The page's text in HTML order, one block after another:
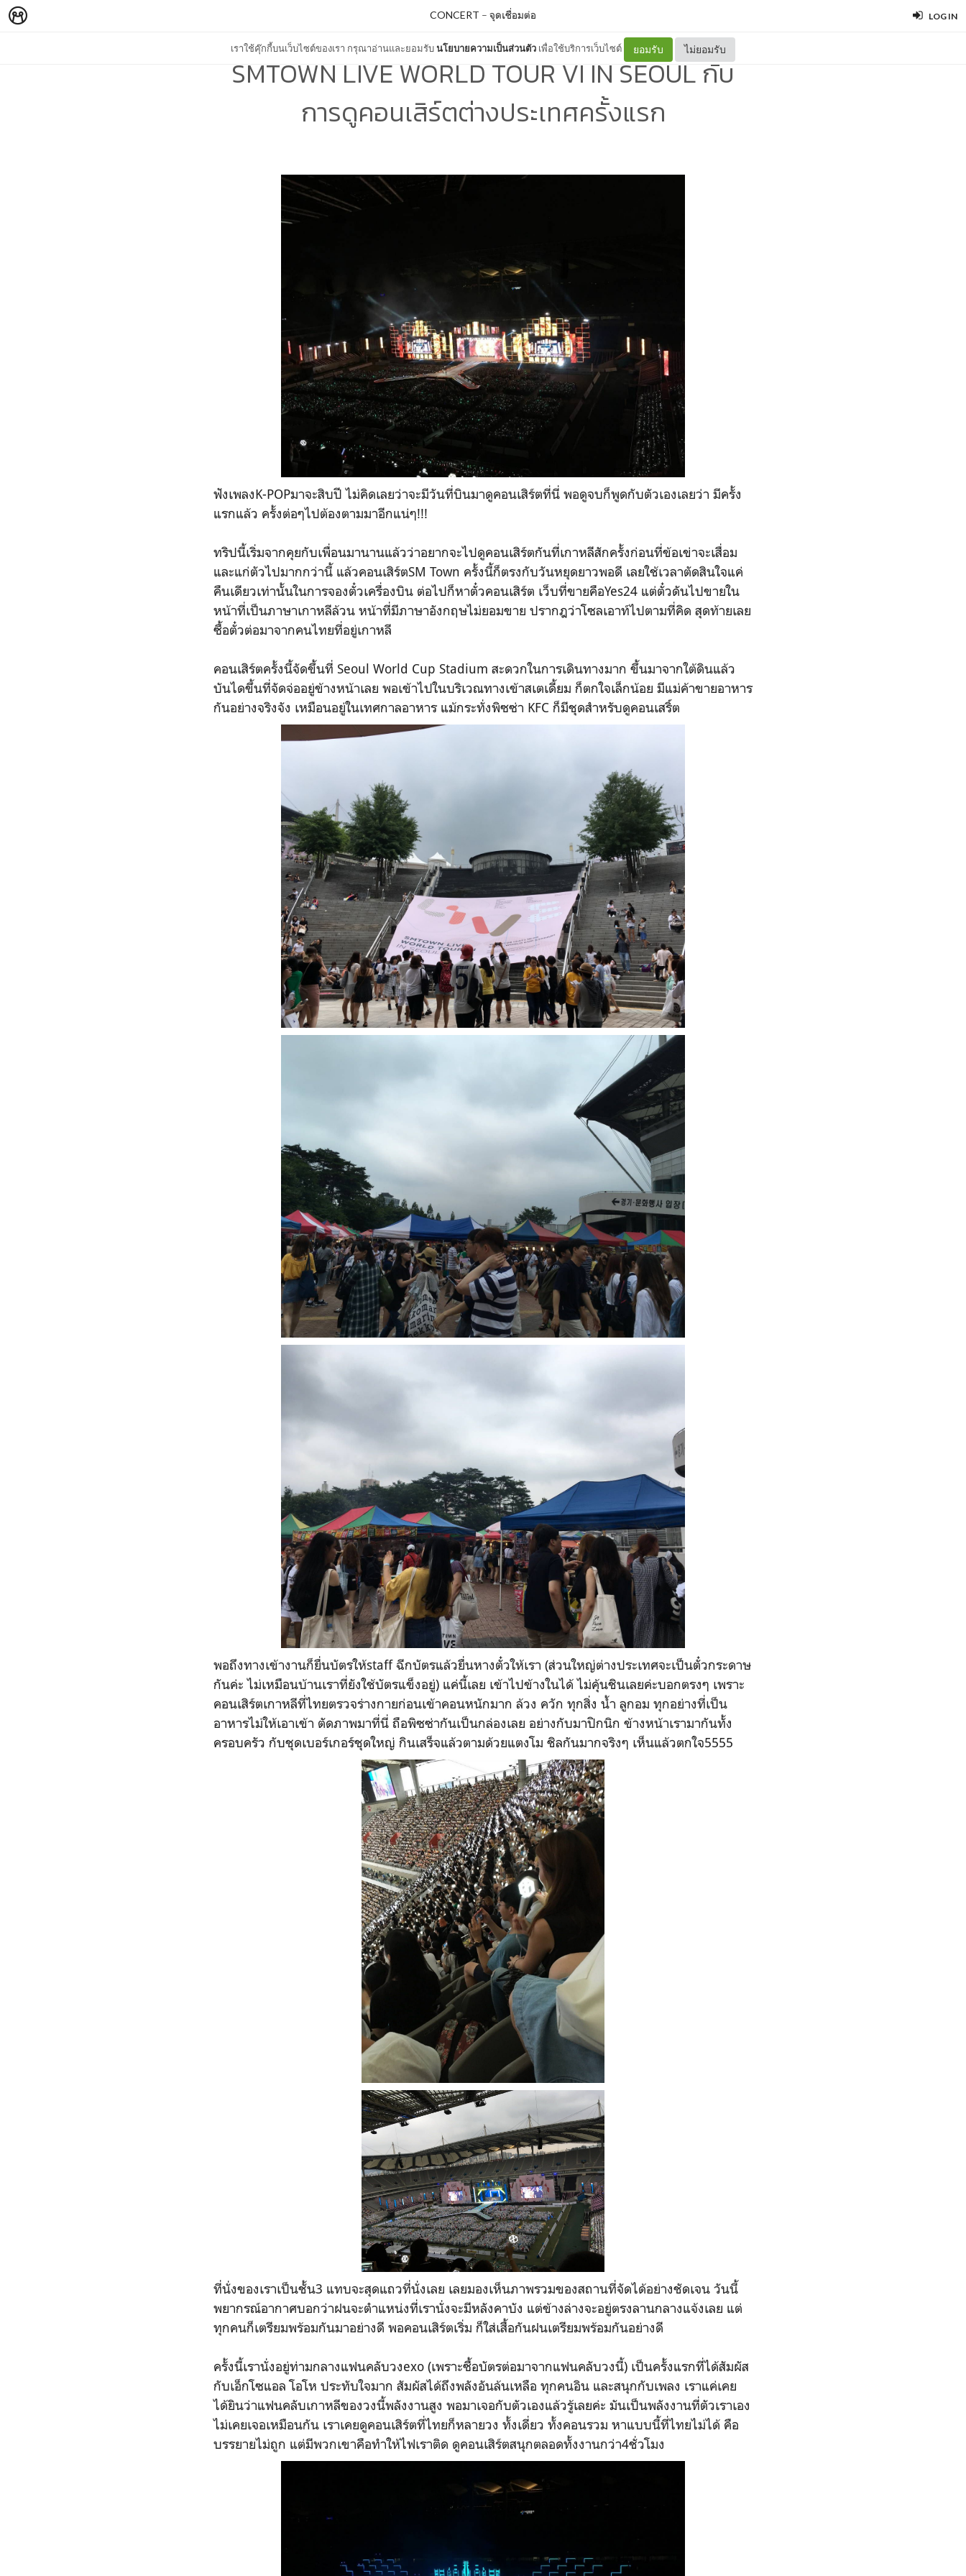
LOG IN
เราใช้คุ๊กกี้บนเว็บไซต์ของเรา กรุณาอ่านและยอมรับนโยบายความเป็นส่วนตัว เพื่อใช้บริการเว็บไซต์ ยอมรับ ไม่ยอมรับ
CONCERT – จุดเชื่อมต่อ
SMTOWN LIVE WORLD TOUR VI IN SEOUL กับ
การดูคอนเสิร์ตต่างประเทศครั้งแรก
ฟังเพลงK-POPมาจะสิบปี ไม่คิดเลยว่าจะมีวันที่บินมาดูคอนเสิร์ตที่นี่ พอดูจบก็พูดกับตัวเองเลยว่า มีครั้ง
แรกแล้ว ครั้งต่อๆไปต้องตามมาอีกแน่ๆ!!!
ทริปนี้เริ่มจากคุยกับเพื่อนมานานแล้วว่าอยากจะไปดูคอนเสิร์ตกันที่เกาหลีสักครั้งก่อนที่ข้อเข่าจะเสื่อม
และแก่ตัวไปมากกว่านี้ แล้วคอนเสิร์ตSM Town ครั้งนี้ก็ตรงกับวันหยุดยาวพอดี เลยใช้เวลาตัดสินใจแค่
คืนเดียวเท่านั้นในการจองตั๋วเครื่องบิน ต่อไปก็หาตั๋วคอนเสิร์ต เว็บที่ขายคือYes24 แต่ตั๋วดันไปขายใน
หน้าที่เป็นภาษาเกาหลีล้วน หน้าที่มีภาษาอังกฤษไม่ยอมขาย ปรากฎว่าโซลเอาท์ไปตามที่คิด สุดท้ายเลย
ซื้อตั๋วต่อมาจากคนไทยที่อยู่เกาหลี
คอนเสิร์ตครั้งนี้จัดขึ้นที่ Seoul World Cup Stadium สะดวกในการเดินทางมาก ขึ้นมาจากใต้ดินแล้ว
บันไดขึ้นที่จัดจ่ออยู่ข้างหน้าเลย พอเข้าไปในบริเวณทางเข้าสเตเดี้ยม ก็ตกใจเล็กน้อย มีแม่ค้าขายอาหาร
กันอย่างจริงจัง เหมือนอยู่ในเทศกาลอาหาร แม้กระทั่งพิซซ่า KFC ก็มีชุดสำหรับดูคอนเสริ์ต
พอถึงทางเข้างานก็ยื่นบัตรให้staff ฉีกบัตรแล้วยื่นหางตั๋วให้เรา (ส่วนใหญ่ต่างประเทศจะเป็นตั๋วกระดาษ
กันค่ะ ไม่เหมือนบ้านเราที่ยังใช้บัตรแข็งอยู่) แค่นี้เลย เข้าไปข้างในได้ ไม่คุ้นชินเลยค่ะบอกตรงๆ เพราะ
คอนเสิร์ตเกาหลีที่ไทยตรวจร่างกายก่อนเข้าคอนหนักมาก ล้วง ควัก ทุกสิ่ง น้ำ ลูกอม ทุกอย่างที่เป็น
อาหารไม่ให้เอาเข้า ตัดภาพมาที่นี่ ถือพิซซ่ากันเป็นกล่องเลย อย่างกับมาปิกนิก ข้างหน้าเรามากันทั้ง
ครอบครัว กับชุดเบอร์เกอร์ชุดใหญ่ กินเสร็จแล้วตามด้วยแตงโม ชิลกันมากจริงๆ เห็นแล้วตกใจ5555
ที่นั่งของเราเป็นชั้น3 แทบจะสุดแถวที่นั่งเลย เลยมองเห็นภาพรวมของสถานที่จัดได้อย่างชัดเจน วันนี้
พยากรณ์อากาศบอกว่าฝนจะตำแหน่งที่เรานั่งจะมีหลังคาบัง แต่ข้างล่างจะอยู่ตรงลานกลางแจ้งเลย แต่
ทุกคนก็เตรียมพร้อมกันมาอย่างดี พอคอนเสิร์ตเริ่ม ก็ใส่เสื้อกันฝนเตรียมพร้อมกันอย่างดี
ครั้งนี้เรานั่งอยู่ท่ามกลางแฟนคลับวงexo (เพราะซื้อบัตรต่อมาจากแฟนคลับวงนี้) เป็นครั้งแรกที่ได้สัมผัส
กับเอ็กโซแอล โอโห ประทับใจมาก สัมผัสได้ถึงพลังอันล้นเหลือ ทุกคนอิน และสนุกกับเพลง เราแค่เคย
ได้ยินว่าแฟนคลับเกาหลีของวงนี้พลังงานสูง พอมาเจอกับตัวเองแล้วรู้เลยค่ะ มันเป็นพลังงานที่ตัวเราเอง
ไม่เคยเจอเหมือนกัน เราเคยดูคอนเสิร์ตที่ไทยก็หลายวง ทั้งเดี่ยว ทั้งคอนรวม หาแบบนี้ที่ไทยไม่ได้ คือ
บรรยายไม่ถูก แต่มีพวกเขาคือทำให้ไฟเราติด ดูคอนเสิร์ตสนุกตลอดทั้งงานกว่า4ชั่วโมง